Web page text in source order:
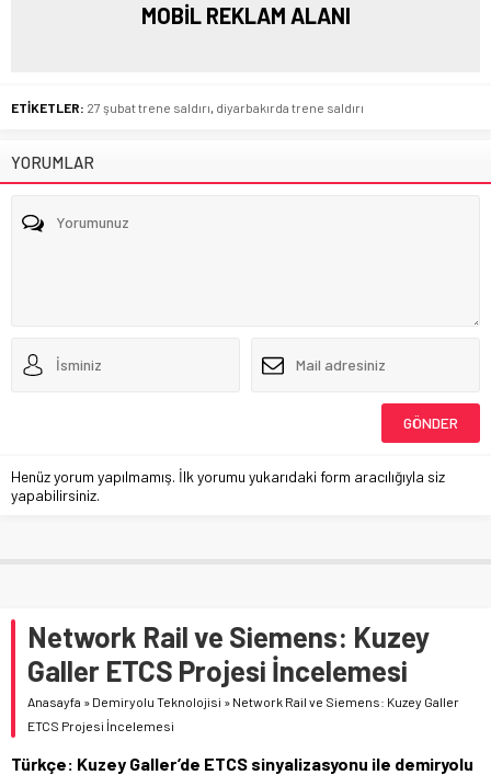
MOBİL REKLAM ALANI
ETİKETLER: 27 şubat trene saldırı diyarbakırda trene saldırı
YORUMLAR
Henüz yorum yapılmamış. İlk yorumu yukarıdaki form aracılığıyla siz
yapabilirsiniz.
Network Rail ve Siemens: Kuzey
Galler ETCS Projesi İncelemesi
Anasayfa » Demiryolu Teknolojisi » Network Rail ve Siemens: Kuzey Galler
ETCS Projesi İncelemesi
Türkçe: Kuzey Galler’de ETCS sinyalizasyonu ile demiryolu